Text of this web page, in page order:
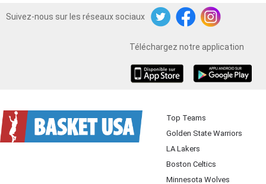
Suivez-nous sur les réseaux sociaux
TwitterFacebookInstagram
Téléchargez notre application
Top Teams
Golden State Warriors
LA Lakers
Boston Celtics
Minnesota Wolves